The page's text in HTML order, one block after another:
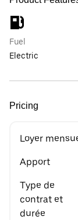
Fuel
Electric
Pricing
Loyer
Apport
Type de
contrat et
durée